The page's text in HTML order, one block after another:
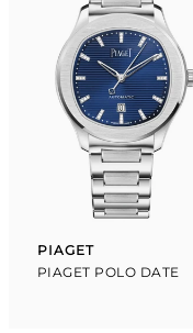
Proveedor:
PIAGET
PIAGET POLO DATE